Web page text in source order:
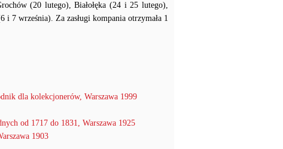
(20 lutego), Białołęka (24 i 25 lutego),
7 września). Za zasługi kompania otrzymała 1
dla kolekcjonerów, Warszawa 1999
od 1717 do 1831, Warszawa 1925
1903